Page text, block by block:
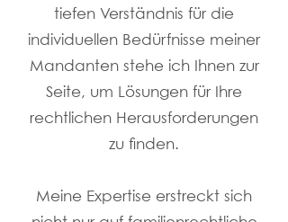
tiefen Verständnis für die
individuellen Bedürfnisse meiner
Mandanten stehe ich Ihnen zur
Seite, um Lösungen für Ihre
rechtlichen Herausforderungen
zu finden.
Meine Expertise erstreckt sich